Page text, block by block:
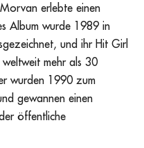
Morvan erlebte einen
Album wurde 1989 in
und ihr Hit Girl
weltweit mehr als 30
wurden 1990 zum
gewannen einen
öffentliche